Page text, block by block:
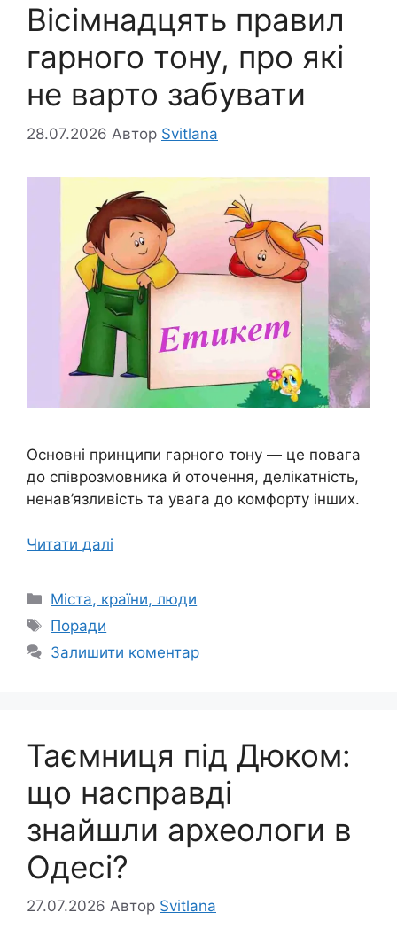
Вісімнадцять правил
гарного тону, про які
не варто забувати
28.07.2026 Автор Svitlana
Основні принципи гарного тону — це повага
до співрозмовника й оточення, делікатність,
ненав’язливість та увага до комфорту інших.
Читати далі
Категорії
Міста, країни, люди
Позначки
Поради
Залишити коментар
Таємниця під Дюком:
що насправді
знайшли археологи в
Одесі?
27.07.2026 Автор Svitlana